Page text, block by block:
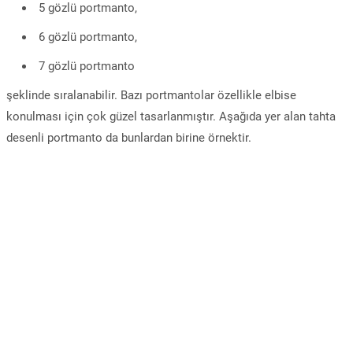
5 gözlü portmanto,
6 gözlü portmanto,
7 gözlü portmanto
şeklinde sıralanabilir. Bazı portmantolar özellikle elbise
konulması için çok güzel tasarlanmıştır. Aşağıda yer alan tahta
desenli portmanto da bunlardan birine örnektir.